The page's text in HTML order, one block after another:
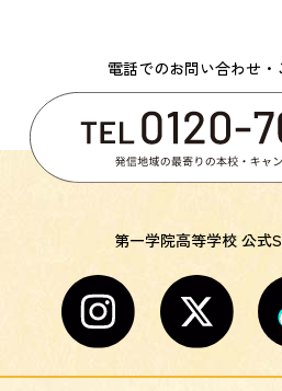
電話でのお問い合わせ・
第一学院高等学校 公式